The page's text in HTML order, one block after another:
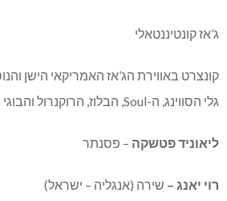
ג’אז קונטיננטאלי
קונצרט באווירת הג’אז האמריקאי הישן
גלי הסווינג, ה-Soul, הבלוז, הרוקנרול והבוגי ווגי.
ליאוניד פטשקה – פסנתר
רוי יאנג – שירה (אנגליה – ישראל)